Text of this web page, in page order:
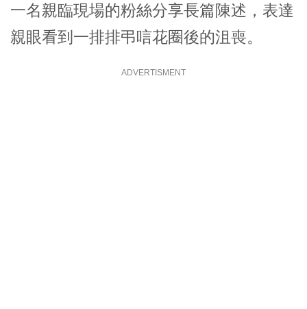
一名親臨現場的粉絲分享長篇陳述，表達
親眼看到一排排弔唁花圈後的沮喪。
ADVERTISMENT